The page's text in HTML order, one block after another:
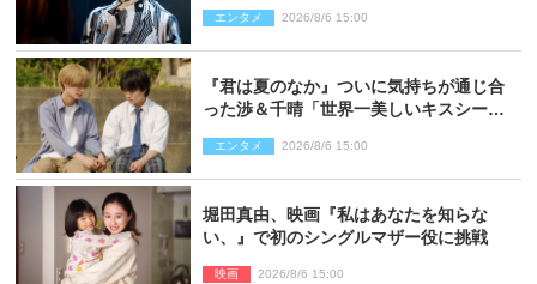
開」
エンタメ 2026/8/6 15:00
『君は夏のなか』ついに気持ちが通じ合
った渉＆千晴「世界一美しいキスシー
エンタメ 2026/8/6 15:00
堀田真由、映画『私はあなたを知らな
い、』で初のシングルマザー役に挑戦
映画 2026/8/6 15:00